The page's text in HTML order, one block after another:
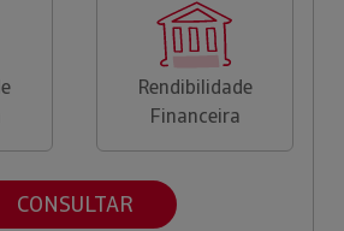
Rendibilidade
Financeira
CONSULTAR